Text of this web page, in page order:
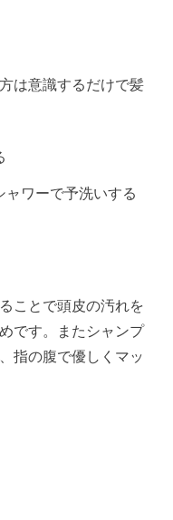
は意識するだけで髪
ャワーで予洗いする
ことで頭皮の汚れを
です。またシャンプ
指の腹で優しくマッ